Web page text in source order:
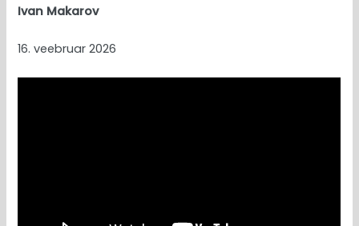
Ivan Makarov
16. veebruar 2026